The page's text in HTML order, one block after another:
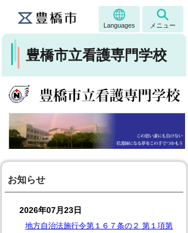
Languages メニュー
豊橋市立看護専門学校
お知らせ
2026年07月23日
地方自治法施行令第１６７条の２ 第１項第